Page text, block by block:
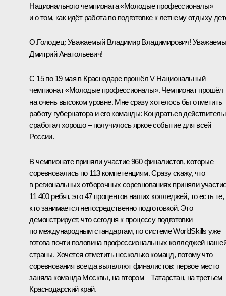
Национального чемпионата «Молодые профессионалы»
и о том, как идёт работа по подготовке к летнему отдыху
О.Голодец: Уважаемый Владимир Владимирович!
Дмитрий Анатольевич!
С 15 по 19 мая в Краснодаре прошёл V Национальный
чемпионат «Молодые профессионалы». Чемпионат прошёл
на очень высоком уровне. Мне сразу хотелось бы отметить
работу губернатора и его команды: Кондратьев
сработал хорошо – получилось яркое событие для всей
России.
В чемпионате приняли участие 960 финалистов, которые
соревновались по 113 компетенциям. Сразу скажу, что
в региональных отборочных соревнованиях приняли
11 400 ребят, это 47 процентов наших колледжей, то есть те,
кто занимается непосредственно подготовкой. Это
демонстрирует, что сегодня к процессу подготовки
по международным стандартам, по системе WorldSkills уже
готова почти половина профессиональных колледжей
страны. Хочется отметить несколько команд, потому что
соревнования всегда выявляют финалистов: первое место
заняла команда Москвы, на втором – Татарстан, на третьем
Краснодарский край.